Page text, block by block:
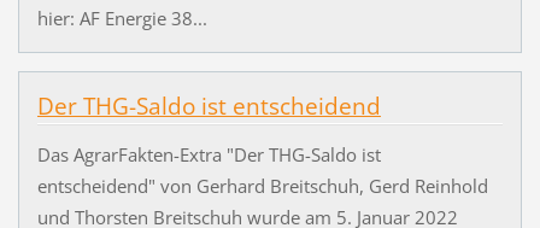
hier: AF Energie 38...
Der THG-Saldo ist entscheidend
Das AgrarFakten-Extra "Der THG-Saldo ist
entscheidend" von Gerhard Breitschuh, Gerd Reinhold
und Thorsten Breitschuh wurde am 5. Januar 2022